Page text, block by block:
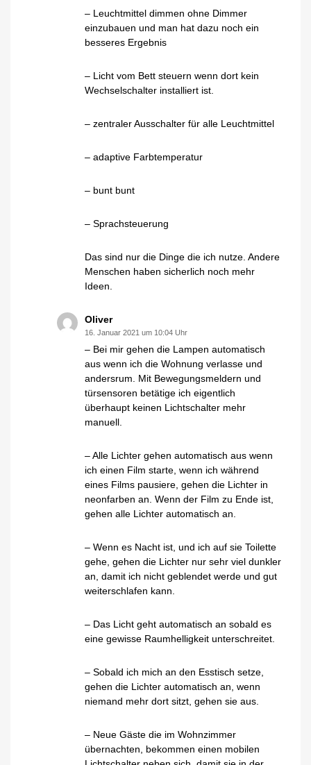
– Leuchtmittel dimmen ohne Dimmer
einzubauen und man hat dazu noch ein
besseres Ergebnis
– Licht vom Bett steuern wenn dort kein
Wechselschalter installiert ist.
– zentraler Ausschalter für alle Leuchtmittel
– adaptive Farbtemperatur
– bunt bunt
– Sprachsteuerung
Das sind nur die Dinge die ich nutze. Andere
Menschen haben sicherlich noch mehr
Ideen.
Oliver
16. Januar 2021 um 10:04 Uhr
– Bei mir gehen die Lampen automatisch
aus wenn ich die Wohnung verlasse und
andersrum. Mit Bewegungsmeldern und
türsensoren betätige ich eigentlich
überhaupt keinen Lichtschalter mehr
manuell.
– Alle Lichter gehen automatisch aus wenn
ich einen Film starte, wenn ich während
eines Films pausiere, gehen die Lichter in
neonfarben an. Wenn der Film zu Ende ist,
gehen alle Lichter automatisch an.
– Wenn es Nacht ist, und ich auf sie Toilette
gehe, gehen die Lichter nur sehr viel dunkler
an, damit ich nicht geblendet werde und gut
weiterschlafen kann.
– Das Licht geht automatisch an sobald es
eine gewisse Raumhelligkeit unterschreitet.
– Sobald ich mich an den Esstisch setze,
gehen die Lichter automatisch an, wenn
niemand mehr dort sitzt, gehen sie aus.
– Neue Gäste die im Wohnzimmer
übernachten, bekommen einen mobilen